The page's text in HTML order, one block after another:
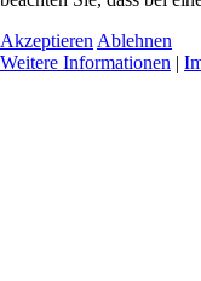
Akzeptieren Ablehnen
Weitere Informationen |